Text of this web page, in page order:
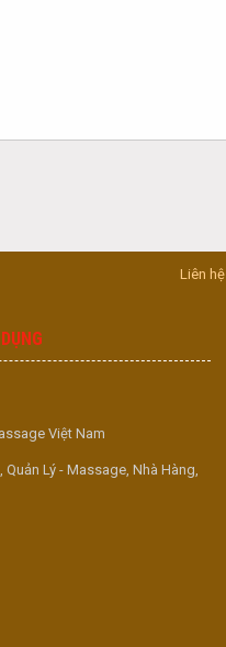
Liên hệ
Việt Nam
Quản Lý - Massage, Nhà Hàng,